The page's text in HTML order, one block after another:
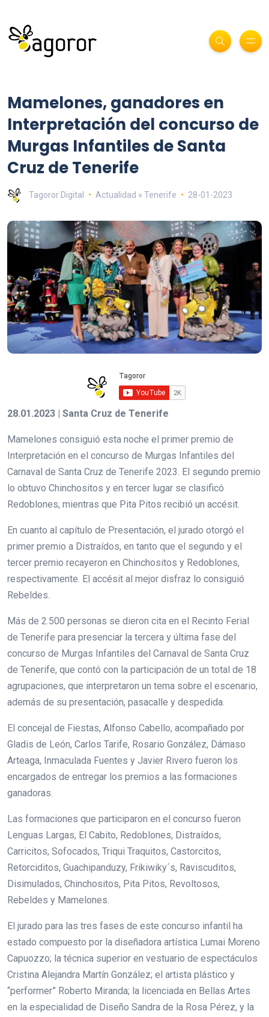
Mamelones, ganadores en
Interpretación del concurso de
Murgas Infantiles de Santa
Cruz de Tenerife
Tagoror Digital Actualidad » Tenerife 28-01-2023
28.01.2023 | Santa Cruz de Tenerife
Mamelones consiguió esta noche el primer premio de
Interpretación en el concurso de Murgas Infantiles del
Carnaval de Santa Cruz de Tenerife 2023. El segundo premio
lo obtuvo Chinchositos y en tercer lugar se clasificó
Redoblones, mientras que Pita Pitos recibió un accésit.
En cuanto al capítulo de Presentación, el jurado otorgó el
primer premio a Distraídos, en tanto que el segundo y el
tercer premio recayeron en Chinchositos y Redoblones,
respectivamente. El accésit al mejor disfraz lo consiguió
Rebeldes.
Más de 2.500 personas se dieron cita en el Recinto Ferial
de Tenerife para presenciar la tercera y última fase del
concurso de Murgas Infantiles del Carnaval de Santa Cruz
de Tenerife, que contó con la participación de un total de 18
agrupaciones, que interpretaron un tema sobre el escenario,
además de su presentación, pasacalle y despedida.
El concejal de Fiestas, Alfonso Cabello, acompañado por
Gladis de León, Carlos Tarife, Rosario González, Dámaso
Arteaga, Inmaculada Fuentes y Javier Rivero fueron los
encargados de entregar los premios a las formaciones
ganadoras.
Las formaciones que participaron en el concurso fueron
Lenguas Largas, El Cabito, Redoblones, Distraídos,
Carricitos, Sofocados, Triqui Traquitos, Castorcitos,
Retorciditos, Guachipanduzy, Frikiwiky´s, Raviscuditos,
Disimulados, Chinchositos, Pita Pitos, Revoltosos,
Rebeldes y Mamelones.
El jurado para las tres fases de este concurso infantil ha
estado compuesto por la diseñadora artística Lumai Moreno
Capuozzo; la técnica superior en vestuario de espectáculos
Cristina Alejandra Martín González; el artista plástico y
“performer” Roberto Miranda; la licenciada en Bellas Artes
en la especialidad de Diseño Sandra de la Rosa Pérez, y la